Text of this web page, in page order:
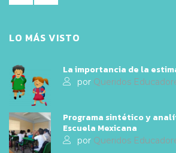
LO MÁS VISTO
La importancia de la
por Queridos
Programa sintético y
Escuela Mexicana
por Queridos